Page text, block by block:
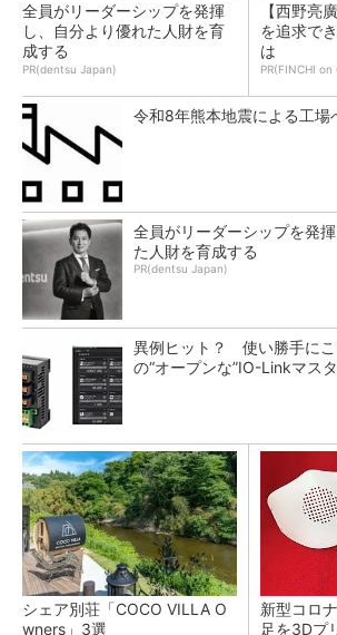
全員がリーダーシップを発揮
し、自分より優れた人財を育
成する
PR(dentsu Japan)
【西野亮
を追求で
は
PR(FINCHI on
令和8年熊本地震による工場
全員がリーダーシップを発
た人財を育成する
PR(dentsu Japan)
異例ヒット？ 使い勝手にこ
の“オープンな”IO-Linkマス
シェア別荘「COCO VILLA O
wners」3選
新型コロ
足を3Dプ